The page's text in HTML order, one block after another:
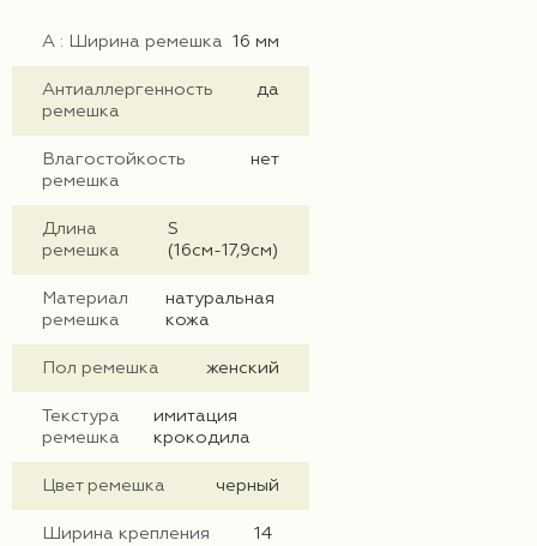
А : Ширина ремешка 16 мм
Антиаллергенность
ремешка
да
Влагостойкость
ремешка
нет
Длина
ремешка
S
(16см-17,9см)
Материал
ремешка
натуральная
кожа
Пол ремешка женский
Текстура
ремешка
имитация
крокодила
Цвет ремешка черный
Ширина крепления
14